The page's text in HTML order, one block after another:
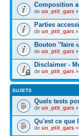
Composition
de un_ptit_gars
Parties
de un_ptit_gars
Bouton "faire
de un_ptit_gars
Disclaimer -
de un_ptit_gars
SUJETS
Quels tests
de un_ptit_gars
Qu'est ce que
de un_ptit_gars